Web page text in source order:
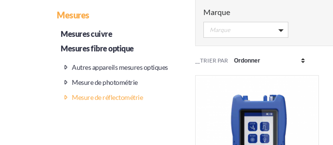
Mesures
Mesures cuivre
Mesures fibre optique
Autres appareils mesures optiques
Mesure de photométrie
Mesure de réflectométrie
Marque
Marque
__TRIER PAR